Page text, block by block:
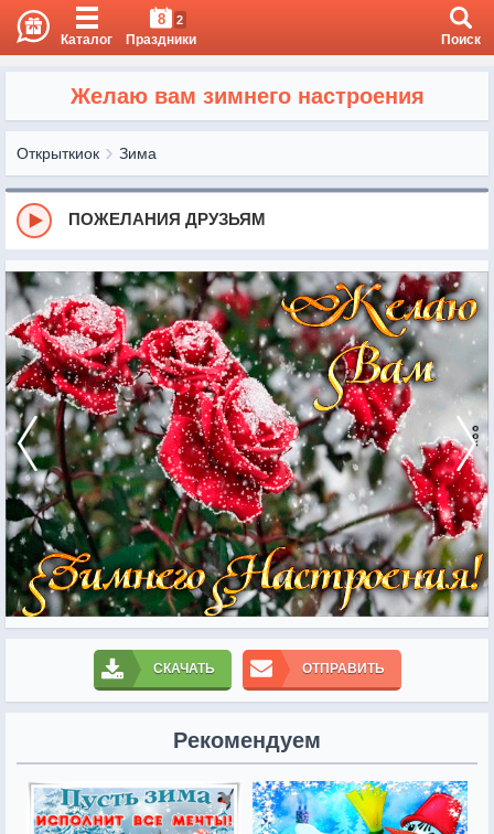
Каталог
8 2
Праздники Поиск
Желаю вам зимнего настроения
Открыткиок Зима
ПОЖЕЛАНИЯ ДРУЗЬЯМ
СКАЧАТЬ ОТПРАВИТЬ
Рекомендуем